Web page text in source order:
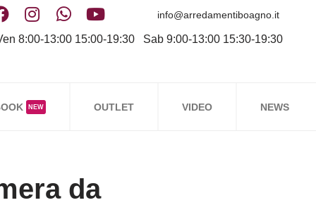
info@arredamentiboagno.it
8:00-13:00 15:00-19:30 Sab 9:00-13:00 15:30-19:30
NEW OUTLET VIDEO NEWS
da